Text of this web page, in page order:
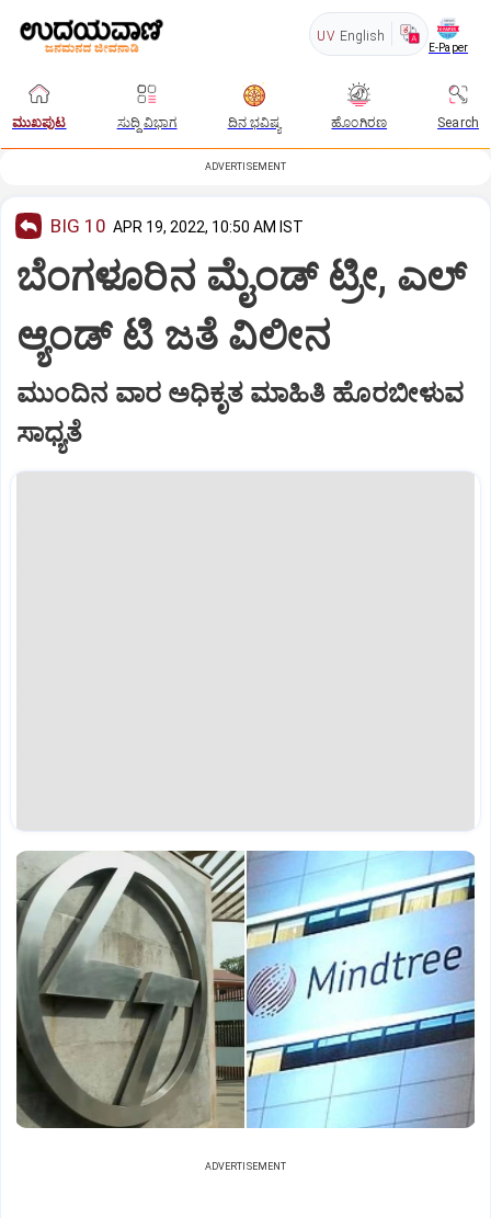
UV English
E-Paper
ಮುಖಪುಟ ಸುದ್ದಿ ವಿಭಾಗ ದಿನ ಭವಿಷ್ಯ ಹೊಂಗಿರಣ Search
ADVERTISEMENT
BIG 10 APR 19, 2022, 10:50 AM IST
ಬೆಂಗಳೂರಿನ ಮೈಂಡ್‌ ಟ್ರೀ, ಎಲ್‌
ಆ್ಯಂಡ್‌ ಟಿ ಜತೆ ವಿಲೀನ
ಮುಂದಿನ ವಾರ ಅಧಿಕೃತ ಮಾಹಿತಿ ಹೊರಬೀಳುವ
ಸಾಧ್ಯತೆ
ADVERTISEMENT